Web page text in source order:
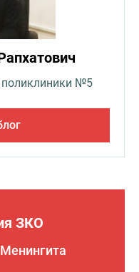
поликлиники №5
ЗКО